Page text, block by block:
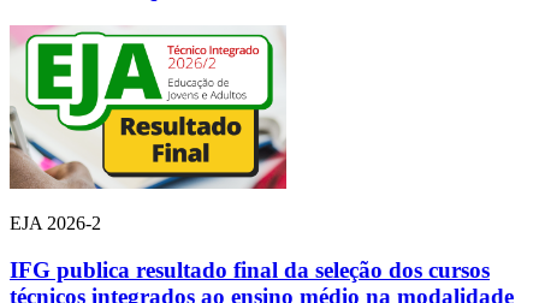
EJA 2026-2
IFG publica resultado final da seleção dos cursos
técnicos integrados ao ensino médio na modalidade